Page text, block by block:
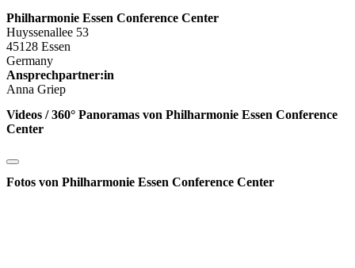
Philharmonie Essen Conference Center
Huyssenallee 53
45128 Essen
Germany
Ansprechpartner:in
Anna Griep
Videos / 360° Panoramas von Philharmonie Essen Conference
Center
Fotos von Philharmonie Essen Conference Center